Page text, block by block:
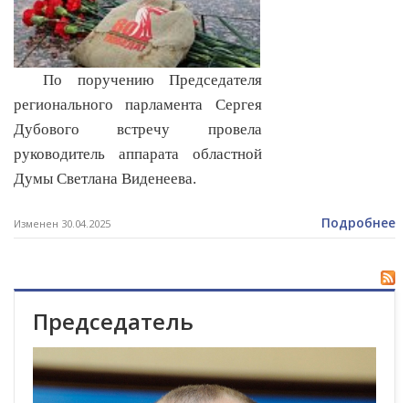
По поручению Председателя
регионального парламента Сергея
Дубового встречу провела
руководитель аппарата областной
Думы Светлана Виденеева.
Изменен 30.04.2025 Подробнее
Председатель